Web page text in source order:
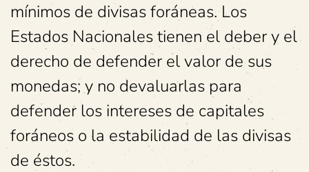
mínimos de divisas foráneas. Los
Estados Nacionales tienen el deber y el
derecho de defender el valor de sus
monedas; y no devaluarlas para
defender los intereses de capitales
foráneos o la estabilidad de las divisas
de éstos.